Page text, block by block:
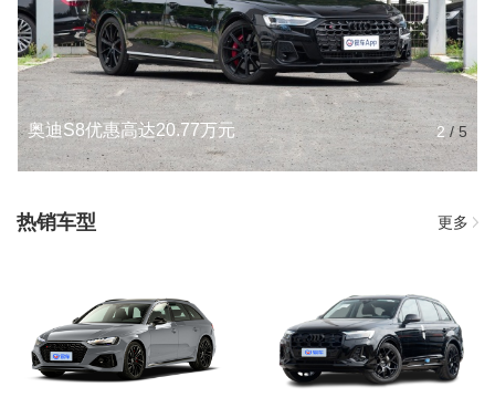
奥迪S8优惠高达20.77万元 2 /5
热销车型 更多